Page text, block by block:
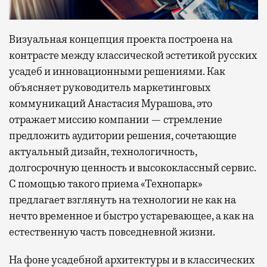
Визуальная концепция проекта построена на
контрасте между классической эстетикой русских
усадеб и инновационными решениями. Как
объясняет руководитель маркетинговых
коммуникаций Анастасия Мурашова, это
отражает миссию компании — стремление
предложить аудитории решения, сочетающие
актуальный дизайн, технологичность,
долгосрочную ценность и высококлассный сервис.
С помощью такого приема «Технопарк»
предлагает взглянуть на технологии не как на
нечто временное и быстро устаревающее, а как на
естественную часть повседневной жизни.
На фоне усадебной архитектуры и в классических